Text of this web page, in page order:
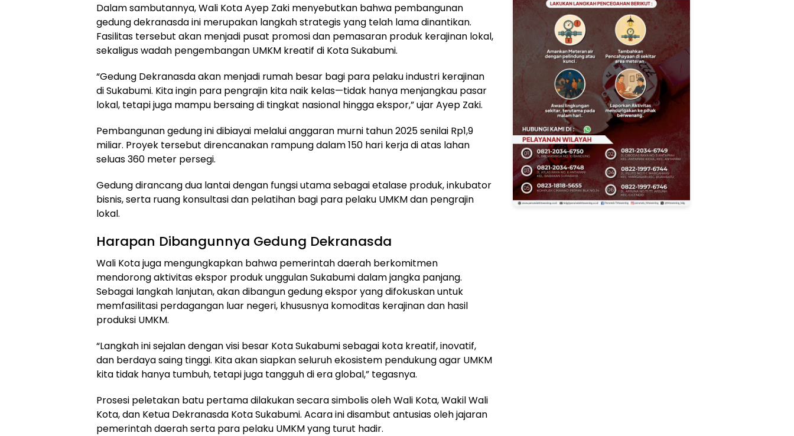
Dalam sambutannya, Wali Kota Ayep Zaki menyebutkan bahwa pembangunan
gedung dekranasda ini merupakan langkah strategis yang telah lama dinantikan.
Fasilitas tersebut akan menjadi pusat promosi dan pemasaran produk kerajinan lokal,
sekaligus wadah pengembangan UMKM kreatif di Kota Sukabumi.
“Gedung Dekranasda akan menjadi rumah besar bagi para pelaku industri kerajinan
di Sukabumi. Kita ingin para pengrajin kita naik kelas—tidak hanya menjangkau pasar
lokal, tetapi juga mampu bersaing di tingkat nasional hingga ekspor,” ujar Ayep Zaki.
Pembangunan gedung ini dibiayai melalui anggaran murni tahun 2025 senilai Rp1,9
miliar. Proyek tersebut direncanakan rampung dalam 150 hari kerja di atas lahan
seluas 360 meter persegi.
Gedung dirancang dua lantai dengan fungsi utama sebagai etalase produk, inkubator
bisnis, serta ruang konsultasi dan pelatihan bagi para pelaku UMKM dan pengrajin
lokal.
Harapan Dibangunnya Gedung Dekranasda
Wali Kota juga mengungkapkan bahwa pemerintah daerah berkomitmen
mendorong aktivitas ekspor produk unggulan Sukabumi dalam jangka panjang.
Sebagai langkah lanjutan, akan dibangun gedung ekspor yang difokuskan untuk
memfasilitasi perdagangan luar negeri, khususnya komoditas kerajinan dan hasil
produksi UMKM.
“Langkah ini sejalan dengan visi besar Kota Sukabumi sebagai kota kreatif, inovatif,
dan berdaya saing tinggi. Kita akan siapkan seluruh ekosistem pendukung agar UMKM
kita tidak hanya tumbuh, tetapi juga tangguh di era global,” tegasnya.
Prosesi peletakan batu pertama dilakukan secara simbolis oleh Wali Kota, Wakil Wali
Kota, dan Ketua Dekranasda Kota Sukabumi. Acara ini disambut antusias oleh jajaran
pemerintah daerah serta para pelaku UMKM yang turut hadir.